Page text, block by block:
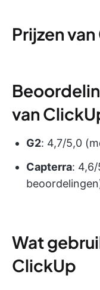
Prijzen
van
G2: 4,7/5,0
Capterra:
Wat
ClickUp